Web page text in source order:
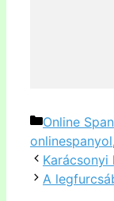
Kategória
Online
onlinespanyol,
Karácsonyi
A